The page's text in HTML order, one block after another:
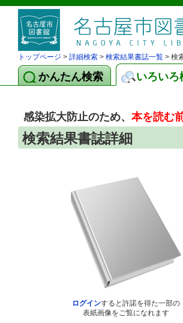
トップページ > 詳細検索 > 検索結果書誌一覧 > 検
かんたん検索 いろいろ
感染拡大防止のため、本を読む
検索結果書誌詳細
ログインすると許諾を得た一部の
表紙画像をご覧になれます